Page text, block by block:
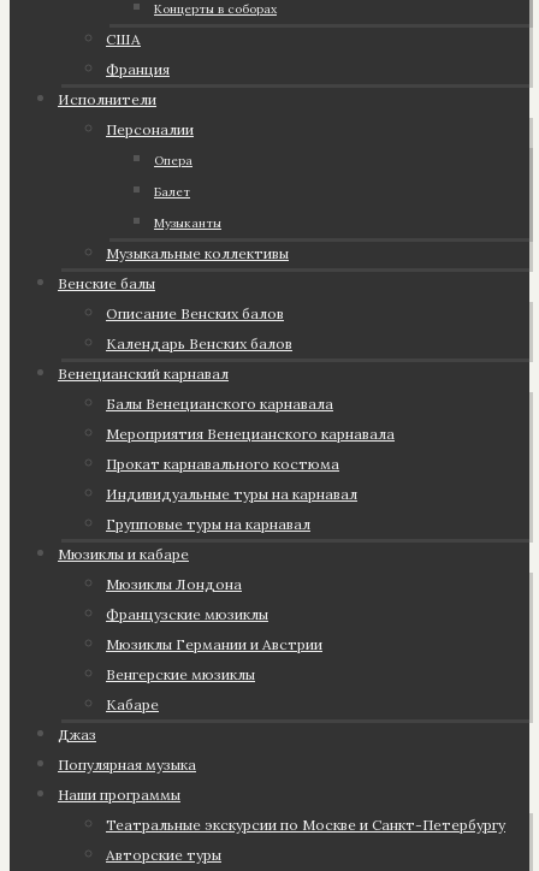
Концерты в соборах
США
Франция
Исполнители
Персоналии
Опера
Балет
Музыканты
Музыкальные коллективы
Венские балы
Описание Венских балов
Календарь Венских балов
Венецианский карнавал
Балы Венецианского карнавала
Мероприятия Венецианского карнавала
Прокат карнавального костюма
Индивидуальные туры на карнавал
Групповые туры на карнавал
Мюзиклы и кабаре
Мюзиклы Лондона
Французские мюзиклы
Мюзиклы Германии и Австрии
Венгерские мюзиклы
Кабаре
Джаз
Популярная музыка
Наши программы
Театральные экскурсии по Москве и Санкт-Петербургу
Авторские туры